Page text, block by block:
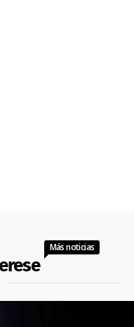
Más noticias